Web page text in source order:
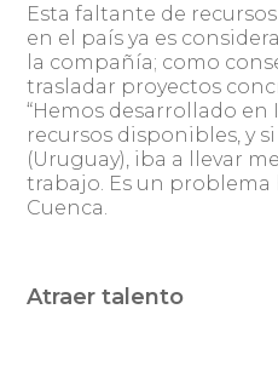
Esta faltante de
en el país ya es
la compañía; como
trasladar proyectos
“Hemos desarrollado
recursos disponibles, y
(Uruguay), iba a llevar
trabajo. Es un problema
Cuenca.
Atraer talento